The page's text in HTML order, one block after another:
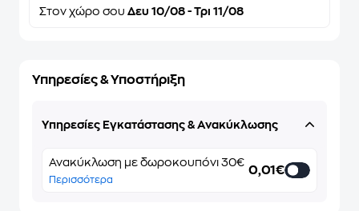
Στον χώρο σου Δευ 10/08 - Τρι 11/08
Υπηρεσίες & Υποστήριξη
Υπηρεσίες Εγκατάστασης & Ανακύκλωσης
Ανακύκλωση με δωροκουπόνι 30€
Περισσότερα
0,01€